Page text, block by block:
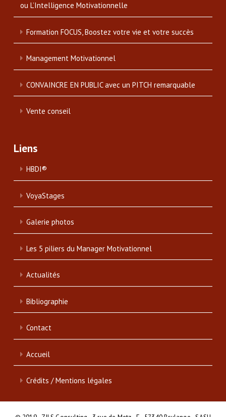
ou L’Intelligence Motivationnelle
Formation FOCUS, Boostez votre vie et votre succès
Management Motivationnel
CONVAINCRE EN PUBLIC avec un PITCH remarquable
Vente conseil
Liens
HBDI®
VoyaStages
Galerie photos
Les 5 piliers du Manager Motivationnel
Actualités
Bibliographie
Contact
Accueil
Crédits / Mentions légales